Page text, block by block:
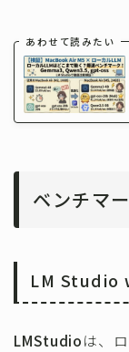
あわせて読みたい
ベンチマ
LM Studio
LMStudioは、